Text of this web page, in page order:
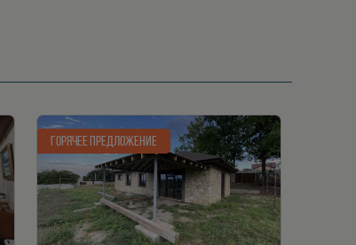
ГОРЯЧЕЕ ПРЕДЛОЖЕНИЕ